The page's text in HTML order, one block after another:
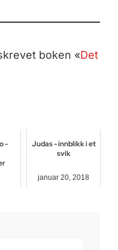
boken «Det
-
Judas - innblikk i et
svik
januar 20, 2018